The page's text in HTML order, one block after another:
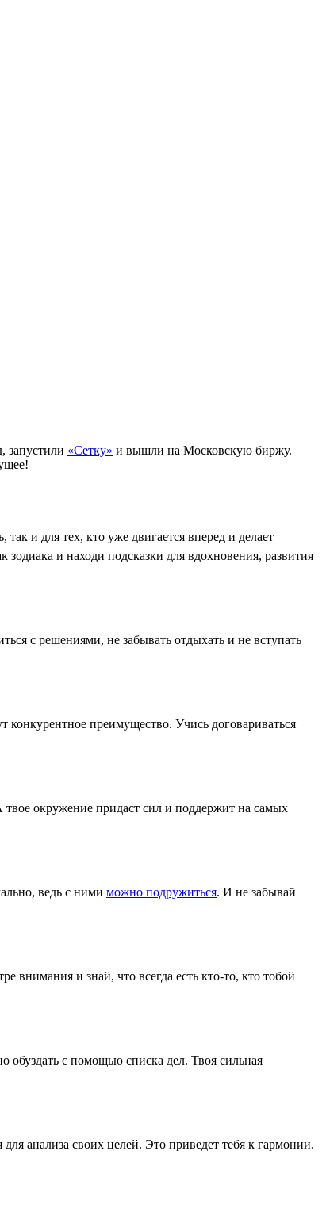
запустили «Сетку» и вышли на Московскую биржу.
и для тех, кто уже двигается вперед и делает
и находи подсказки для вдохновения, развития
с решениями, не забывать отдыхать и не вступать
конкурентное преимущество. Учись договариваться
окружение придаст сил и поддержит на самых
ведь с ними можно подружиться. И не забывай
внимания и знай, что всегда есть кто-то, кто тобой
обуздать с помощью списка дел. Твоя сильная
анализа своих целей. Это приведет тебя к гармонии.